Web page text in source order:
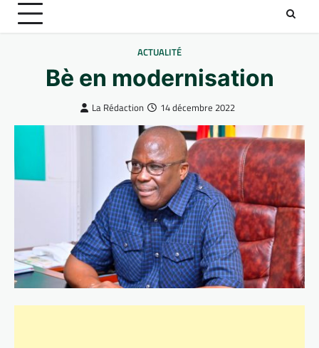
ACTUALITÉ
Bè en modernisation
La Rédaction 14 décembre 2022